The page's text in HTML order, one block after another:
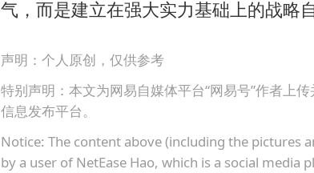
气，而是建立在强大实力基础上的战略自
声明：个人原创，仅供参考
特别声明：本文为网易自媒体平台“网易号”作者上
信息发布平台。
Notice: The content above (including the pictures
by a user of NetEase Hao, which is a social